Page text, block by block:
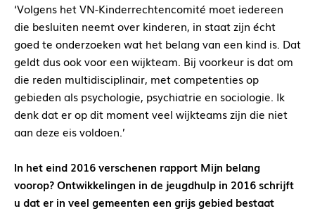
‘Volgens het VN-Kinderrechtencomité moet iedereen
die besluiten neemt over kinderen, in staat zijn écht
goed te onderzoeken wat het belang van een kind is. Dat
geldt dus ook voor een wijkteam. Bij voorkeur is dat om
die reden multidisciplinair, met competenties op
gebieden als psychologie, psychiatrie en sociologie. Ik
denk dat er op dit moment veel wijkteams zijn die niet
aan deze eis voldoen.’
In het eind 2016 verschenen rapport Mijn belang
voorop? Ontwikkelingen in de jeugdhulp in 2016 schrijft
u dat er in veel gemeenten een grijs gebied bestaat